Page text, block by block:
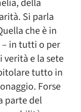
della
Si parla
che è in
– in tutti o per
e la sete
tutto in
Forse
parte del